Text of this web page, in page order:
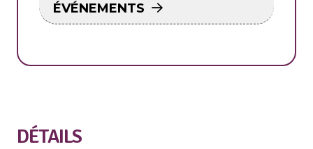
ÉVÉNEMENTS
DÉTAILS